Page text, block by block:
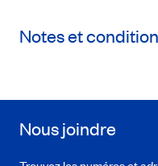
Notes et
Nous joindre